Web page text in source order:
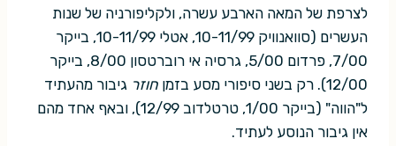
לצרפת של המאה הארבע עשרה, ולקליפורניה של שנות
העשרים (סוואנוויק 10-11/99, אטלי 10-11/99, בייקר
7/00, פרדום 5/00, גרסיה אי רוברטסון 8/00, בייקר
12/00). רק בשני סיפורי מסע בזמן
חוזר גיבור מהעתיד
ל"הווה" (בייקר 1/00, טרטלדוב 12/99), ובאף אחד מהם
אין גיבור הנוסע לעתיד.